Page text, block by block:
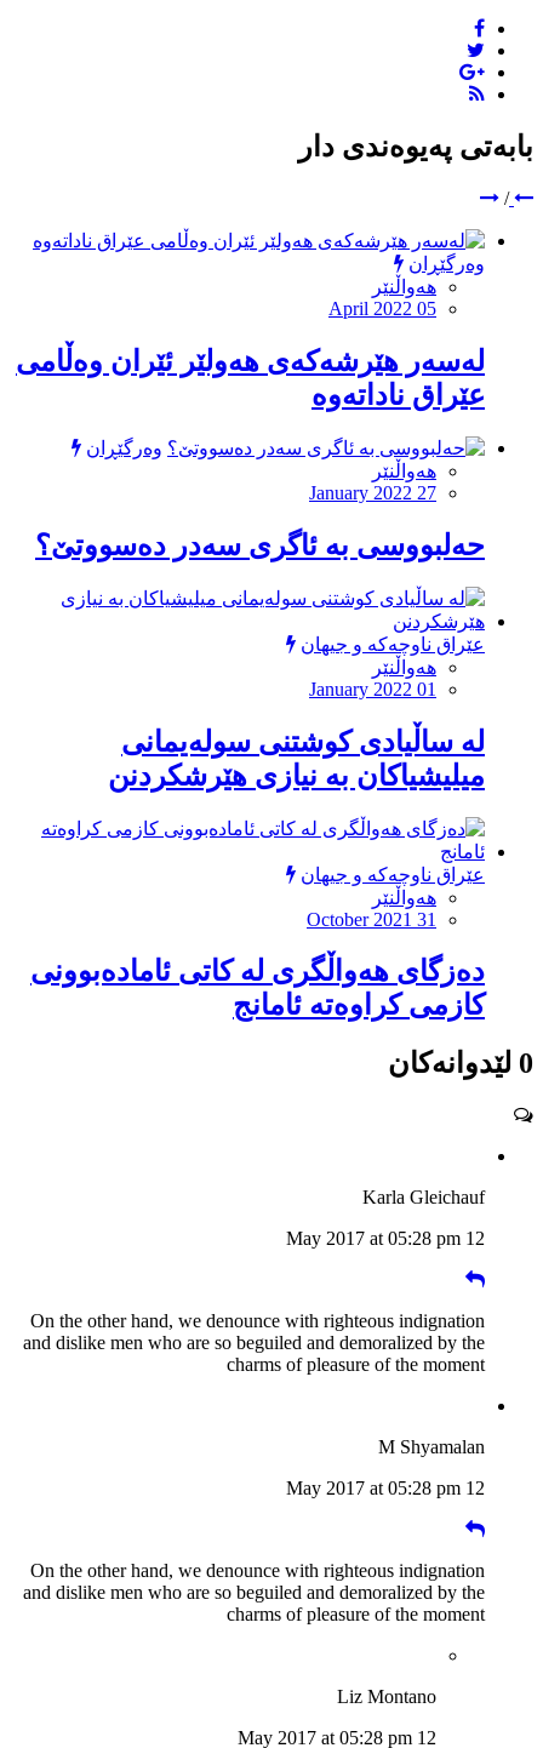
بابەتی پەیوەندی دار
/
وەرگێڕان
هەواڵنێر
April 2022 05
له‌سه‌ر هێرشه‌كه‌ى هه‌ولێر ئێران وه‌ڵامى
عێراق ناداته‌وه‌
وەرگێڕان
هەواڵنێر
January 2022 27
حه‌لبووسى به‌ ئاگرى سه‌در ده‌سووتێ؟
عێراق ناوچەکە و جیهان
هەواڵنێر
January 2022 01
له‌ ساڵیادى كوشتنى سوله‌یمانى
میلیشیاكان به‌ نیازى هێرشكردنن
عێراق ناوچەکە و جیهان
هەواڵنێر
October 2021 31
ده‌زگاى هه‌واڵگرى له‌ كاتى ئاماده‌بوونى
كازمى كراوه‌ته‌ ئامانج
0 لێدوانەکان
Karla Gleichauf
12 May 2017 at 05:28 pm
On the other hand, we denounce with righteous indignation
and dislike men who are so beguiled and demoralized by the
charms of pleasure of the moment
M Shyamalan
12 May 2017 at 05:28 pm
On the other hand, we denounce with righteous indignation
and dislike men who are so beguiled and demoralized by the
charms of pleasure of the moment
Liz Montano
12 May 2017 at 05:28 pm